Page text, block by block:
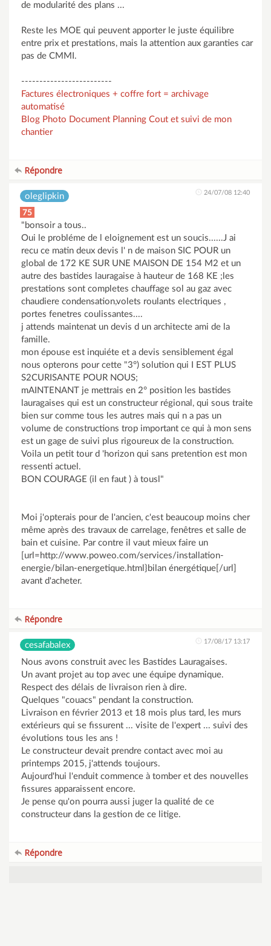
de modularité des plans ...
Reste les MOE qui peuvent apporter le juste équilibre
entre prix et prestations, mais la attention aux garanties car
pas de CMMI.
-------------------------
Factures électroniques + coffre fort = archivage
automatisé
Blog Photo Document Planning Cout et suivi de mon
chantier
Répondre
oleglipkin 24/07/08 12:40
75
"bonsoir a tous..
Oui le probléme de l eloignement est un soucis......J ai
recu ce matin deux devis l' n de maison SIC POUR un
global de 172 KE SUR UNE MAISON DE 154 M2 et un
autre des bastides lauragaise à hauteur de 168 KE ;les
prestations sont completes chauffage sol au gaz avec
chaudiere condensation,volets roulants electriques ,
portes fenetres coulissantes....
j attends maintenat un devis d un architecte ami de la
famille.
mon épouse est inquiéte et a devis sensiblement égal
nous opterons pour cette "3°) solution qui I EST PLUS
S2CURISANTE POUR NOUS;
mAINTENANT je mettrais en 2° position les bastides
lauragaises qui est un constructeur régional, qui sous traite
bien sur comme tous les autres mais qui n a pas un
volume de constructions trop important ce qui à mon sens
est un gage de suivi plus rigoureux de la construction.
Voila un petit tour d 'horizon qui sans pretention est mon
ressenti actuel.
BON COURAGE (il en faut ) à tousl"
Moi j'opterais pour de l'ancien, c'est beaucoup moins cher
même après des travaux de carrelage, fenêtres et salle de
bain et cuisine. Par contre il vaut mieux faire un
[url=http://www.poweo.com/services/installation-
energie/bilan-energetique.html}bilan énergétique[/url]
avant d'acheter.
Répondre
cesafabalex 17/08/17 13:17
Nous avons construit avec les Bastides Lauragaises.
Un avant projet au top avec une équipe dynamique.
Respect des délais de livraison rien à dire.
Quelques "couacs" pendant la construction.
Livraison en février 2013 et 18 mois plus tard, les murs
extérieurs qui se fissurent ... visite de l'expert ... suivi des
évolutions tous les ans !
Le constructeur devait prendre contact avec moi au
printemps 2015, j'attends toujours.
Aujourd'hui l'enduit commence à tomber et des nouvelles
fissures apparaissent encore.
Je pense qu'on pourra aussi juger la qualité de ce
constructeur dans la gestion de ce litige.
Répondre